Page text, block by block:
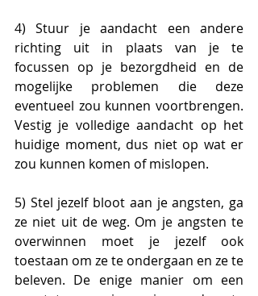
4) Stuur je aandacht een andere
richting uit in plaats van je te
focussen op je bezorgdheid en de
mogelijke problemen die deze
eventueel zou kunnen voortbrengen.
Vestig je volledige aandacht op het
huidige moment, dus niet op wat er
zou kunnen komen of mislopen.
5) Stel jezelf bloot aan je angsten, ga
ze niet uit de weg. Om je angsten te
overwinnen moet je jezelf ook
toestaan om ze te ondergaan en ze te
beleven. De enige manier om een